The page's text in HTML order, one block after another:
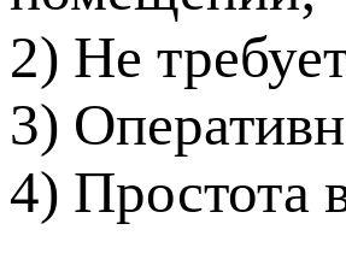
2) Не
3)
4) Простота